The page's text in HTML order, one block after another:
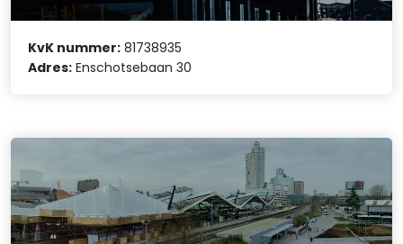
KvK nummer: 81738935
Adres: Enschotsebaan 30